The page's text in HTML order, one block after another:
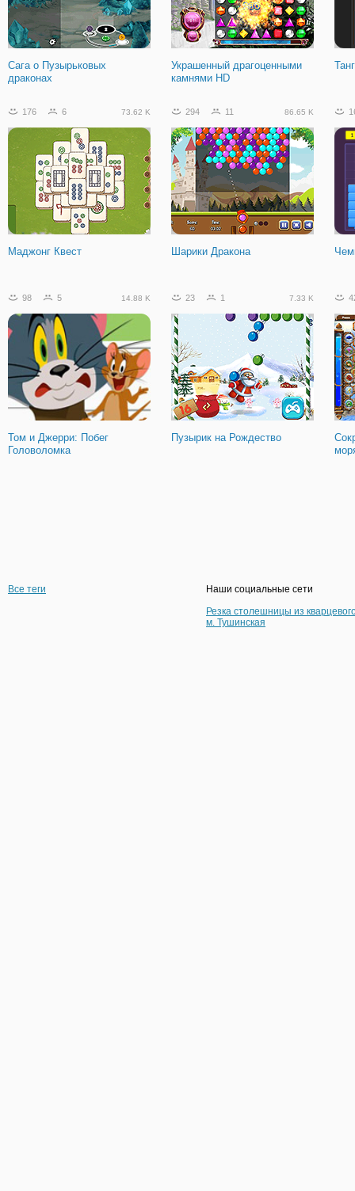
Сага о Пузырьковых
драконах
Украшенный драгоценными
камнями HD
176 6 73.62 K
Маджонг Квест
294 11 86.65 K
Шарики Дракона
98 5 14.88 K
Том и Джерри: Побег
Головоломка
23 1 7.33 K
Пузырик на Рождество
Все теги
Наши социальные сети
Резка столешницы из
м. Тушинская